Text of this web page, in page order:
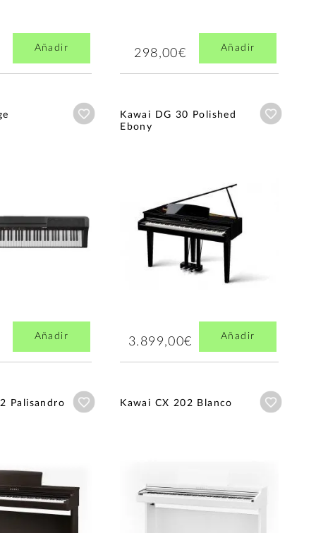
Añadir 298,00€ Añadir
Añadir a wishlist
Añadir
Kawai DG 30 Polished
Ebony
3.899,00€ Añadir
Palisandro Añadir a wishlist
Kawai CX 202 Blanco